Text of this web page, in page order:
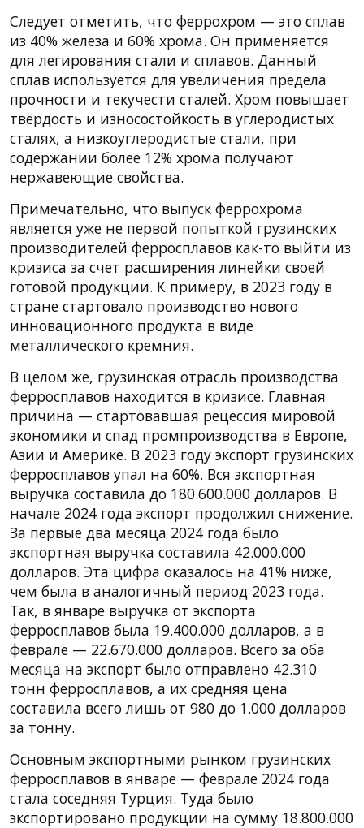
Следует отметить, что феррохром — это сплав
из 40% железа и 60% хрома. Он применяется
для легирования стали и сплавов. Данный
сплав используется для увеличения предела
прочности и текучести сталей. Хром повышает
твёрдость и износостойкость в углеродистых
сталях, а низкоуглеродистые стали, при
содержании более 12% хрома получают
нержавеющие свойства.
Примечательно, что выпуск феррохрома
является уже не первой попыткой грузинских
производителей ферросплавов как-то выйти из
кризиса за счет расширения линейки своей
готовой продукции. К примеру, в 2023 году в
стране стартовало производство нового
инновационного продукта в виде
металлического кремния.
В целом же, грузинская отрасль производства
ферросплавов находится в кризисе. Главная
причина — стартовавшая рецессия мировой
экономики и спад промпроизводства в Европе,
Азии и Америке. В 2023 году экспорт грузинских
ферросплавов упал на 60%. Вся экспортная
выручка составила до 180.600.000 долларов. В
начале 2024 года экспорт продолжил снижение.
За первые два месяца 2024 года было
экспортная выручка составила 42.000.000
долларов. Эта цифра оказалось на 41% ниже,
чем была в аналогичный период 2023 года.
Так, в январе выручка от экспорта
ферросплавов была 19.400.000 долларов, а в
феврале — 22.670.000 долларов. Всего за оба
месяца на экспорт было отправлено 42.310
тонн ферросплавов, а их средняя цена
составила всего лишь от 980 до 1.000 долларов
за тонну.
Основным экспортными рынком грузинских
ферросплавов в январе — феврале 2024 года
стала соседняя Турция. Туда было
экспортировано продукции на сумму 18.800.000